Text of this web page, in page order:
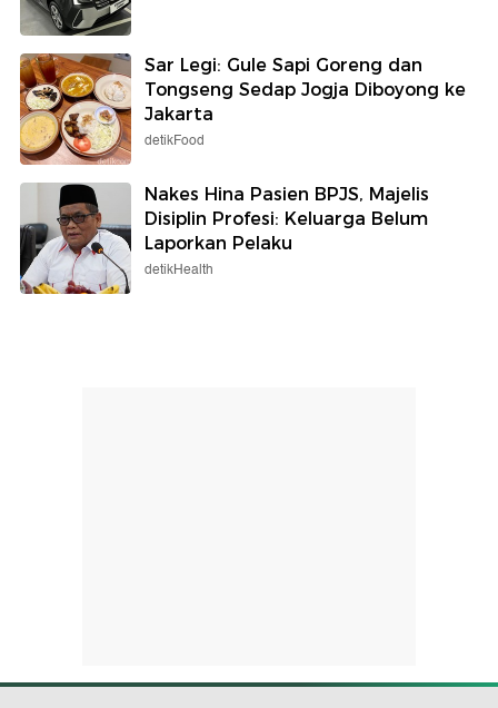
Sar Legi: Gule Sapi Goreng dan
Tongseng Sedap Jogja Diboyong ke
Jakarta
detikFood
Nakes Hina Pasien BPJS, Majelis
Disiplin Profesi: Keluarga Belum
Laporkan Pelaku
detikHealth